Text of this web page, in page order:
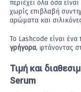
περιέχει όλα όσα
χωρίς επιβλαβή
αρώματα και
Το Lashcode είναι ένα
γρήγορα, φτάνοντας
Τιμή και
Serum